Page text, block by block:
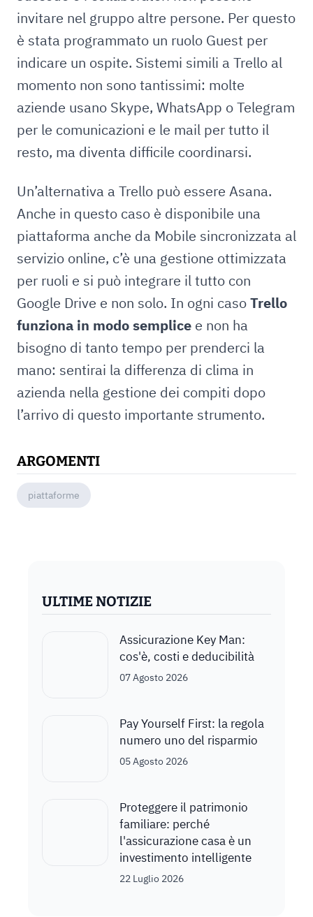
invitare nel gruppo altre persone. Per questo
è stata programmato un ruolo Guest per
indicare un ospite. Sistemi simili a Trello al
momento non sono tantissimi: molte
aziende usano Skype, WhatsApp o Telegram
per le comunicazioni e le mail per tutto il
resto, ma diventa difficile coordinarsi.
Un’alternativa a Trello può essere Asana.
Anche in questo caso è disponibile una
piattaforma anche da Mobile sincronizzata al
servizio online, c’è una gestione ottimizzata
per ruoli e si può integrare il tutto con
Google Drive e non solo. In ogni casoTrello
funziona in modo semplice e non ha
bisogno di tanto tempo per prenderci la
mano: sentirai la differenza di clima in
azienda nella gestione dei compiti dopo
l’arrivo di questo importante strumento.
ARGOMENTI
piattaforme
ULTIME NOTIZIE
Assicurazione Key Man:
cos'è, costi e deducibilità
07 Agosto 2026
Pay Yourself First: la regola
numero uno del risparmio
05 Agosto 2026
Proteggere il patrimonio
familiare: perché
l'assicurazione casa è un
investimento intelligente
22 Luglio 2026